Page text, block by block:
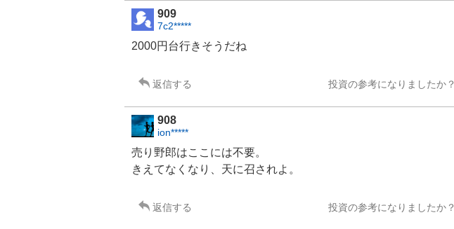
909
7c2*****
2000円台行きそうだね
返信する 投資の参考になりましたか？
908
ion*****
売り野郎はここには不要。
きえてなくなり、天に召されよ。
返信する 投資の参考になりましたか？